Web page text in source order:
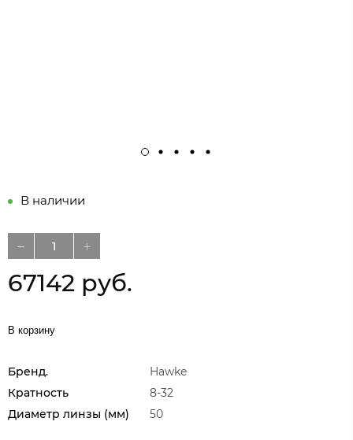
В наличии
67142 руб.
В корзину
Бренд.
Hawke
Кратность
8-32
Диаметр линзы (мм)
50